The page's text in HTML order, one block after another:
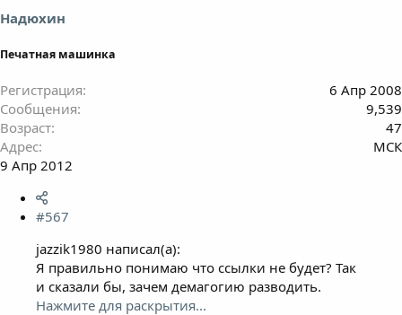
Надюхин
Печатная машинка
Регистрация
6 Апр 2008
Сообщения
9,539
Возраст
47
Адрес
МСК
9 Апр 2012
#567
jazzik1980 написал(а):
Я правильно понимаю что ссылки не будет? Так
и сказали бы, зачем демагогию разводить.
Нажмите для раскрытия...